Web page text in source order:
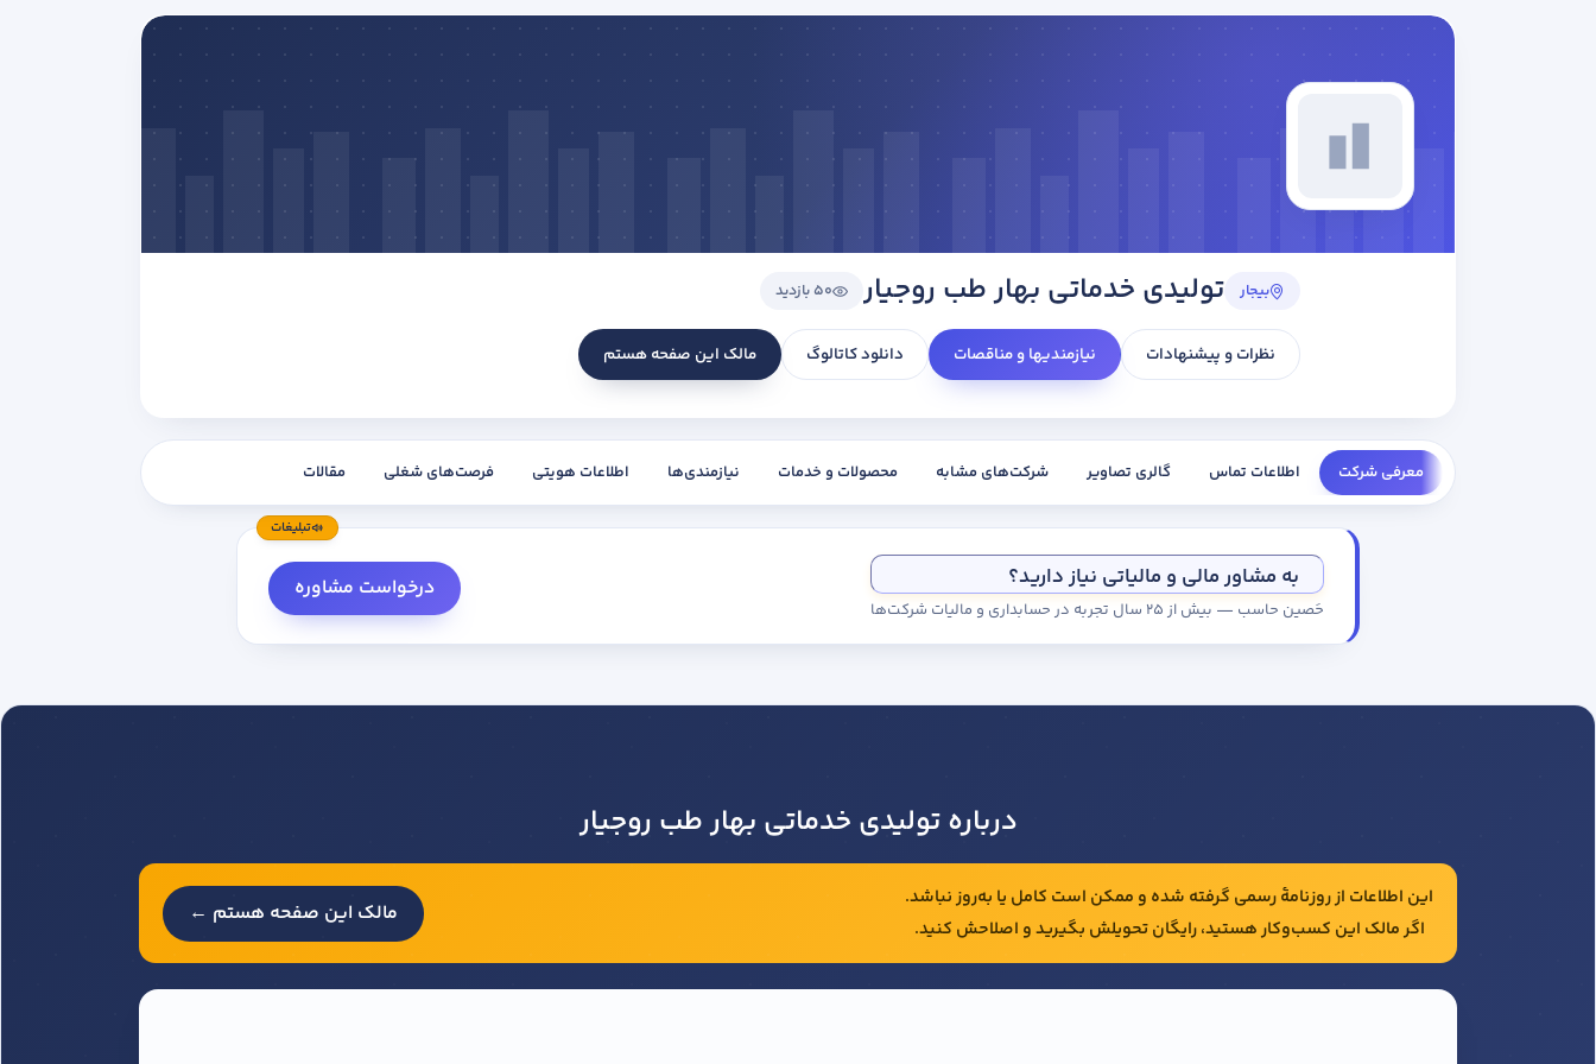
بیجار تولیدی خدماتی بهار طب روجیار 50 بازدید
نظرات و پیشنهادات نیازمندیها و مناقصات دانلود کاتالوگ مالک این صفحه هستم
معرفی شرکت اطلاعات تماس گالری تصاویر شرکت‌های مشابه محصولات و خدمات نیازمندی‌ها اطلاعات هویتی فرصت‌های شغلی مقالات
تبلیغات
به مشاور مالی و مالیاتی نیاز دارید؟
حَصین حاسب — بیش از ۲۵ سال تجربه در حسابداری و مالیات شرکت‌ها
درخواست مشاوره
درباره تولیدی خدماتی بهار طب روجیار
این اطلاعات از روزنامهٔ رسمی گرفته شده و ممکن است کامل یا به‌روز نباشد.
اگر مالک این کسب‌وکار هستید، رایگان تحویلش بگیرید و اصلاحش کنید.
مالک این صفحه هستم ←